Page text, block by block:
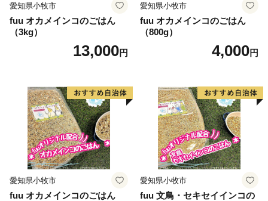
愛知県小牧市
fuu オカメインコのごはん
（3kg）
13,000円
愛知県小牧市
fuu オカメインコのごはん
（800g）
4,000円
愛知県小牧市
fuu オカメインコのごはん
愛知県小牧市
fuu 文鳥・セキセイインコの